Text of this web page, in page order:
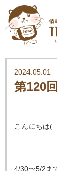
2024.05.01
第120
こんにちは(
4/30〜5/2ま